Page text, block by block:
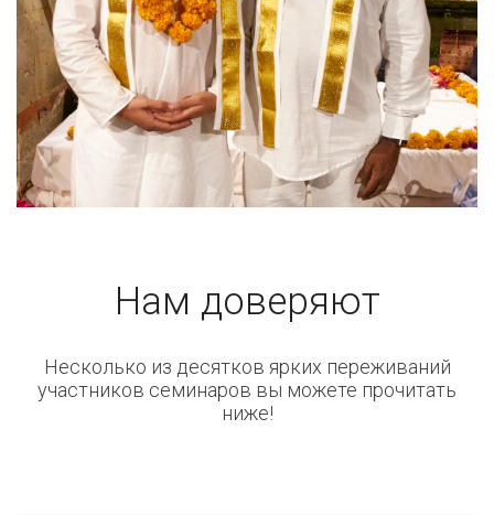
Нам доверяют
Несколько из десятков ярких переживаний
участников семинаров вы можете прочитать
ниже!